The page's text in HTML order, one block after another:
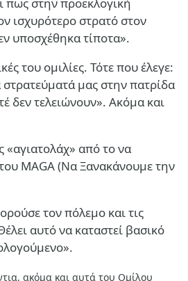
ισχυρότερο στρατό στον
υποσχέθηκα τίποτα».
του ομιλίες. Τότε που έλεγε:
μας στην πατρίδα
δεν τελειώνουν». Ακόμα και
«αγιατολάχ» από το να
MAGA (Να Ξανακάνουμε την
τον πόλεμο και τις
αυτό να καταστεί βασικό
ακόμα και αυτά του Ομίλου